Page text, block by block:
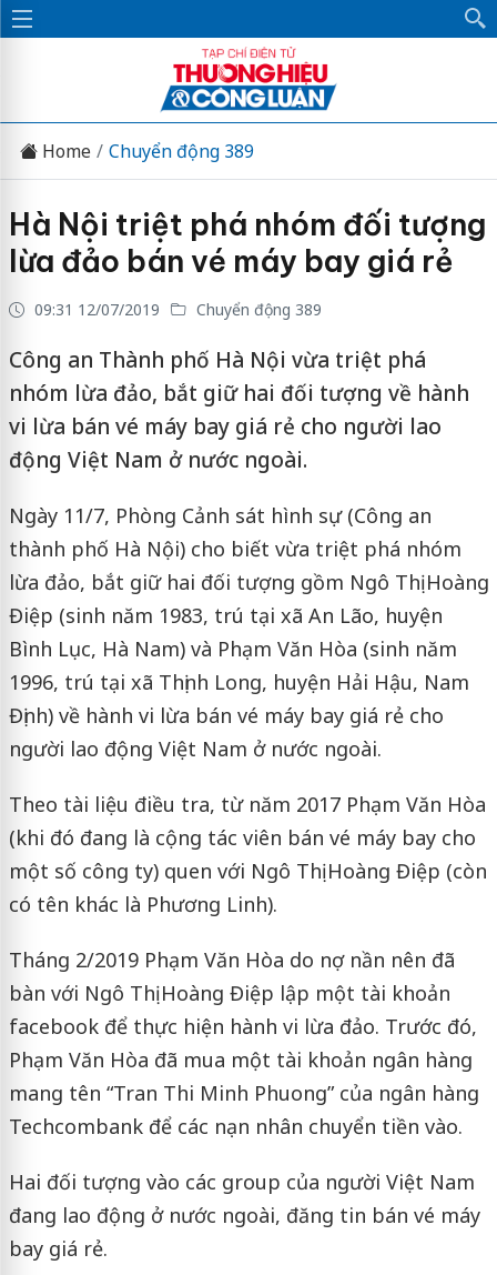
Home Chuyển động 389
Hà Nội triệt phá nhóm đối tượng
lừa đảo bán vé máy bay giá rẻ
09:31 12/07/2019 Chuyển động 389
Công an Thành phố Hà Nội vừa triệt phá
nhóm lừa đảo, bắt giữ hai đối tượng về hành
vi lừa bán vé máy bay giá rẻ cho người lao
động Việt Nam ở nước ngoài.
Ngày 11/7, Phòng Cảnh sát hình sự (Công an
thành phố Hà Nội) cho biết vừa triệt phá nhóm
lừa đảo, bắt giữ hai đối tượng gồm Ngô Thị Hoàng
Điệp (sinh năm 1983, trú tại xã An Lão, huyện
Bình Lục, Hà Nam) và Phạm Văn Hòa (sinh năm
1996, trú tại xã Thịnh Long, huyện Hải Hậu, Nam
Định) về hành vi lừa bán vé máy bay giá rẻ cho
người lao động Việt Nam ở nước ngoài.
Theo tài liệu điều tra, từ năm 2017 Phạm Văn Hòa
(khi đó đang là cộng tác viên bán vé máy bay cho
một số công ty) quen với Ngô Thị Hoàng Điệp (còn
có tên khác là Phương Linh).
Tháng 2/2019 Phạm Văn Hòa do nợ nần nên đã
bàn với Ngô Thị Hoàng Điệp lập một tài khoản
facebook để thực hiện hành vi lừa đảo. Trước đó,
Phạm Văn Hòa đã mua một tài khoản ngân hàng
mang tên “Tran Thi Minh Phuong” của ngân hàng
Techcombank để các nạn nhân chuyển tiền vào.
Hai đối tượng vào các group của người Việt Nam
đang lao động ở nước ngoài, đăng tin bán vé máy
bay giá rẻ.